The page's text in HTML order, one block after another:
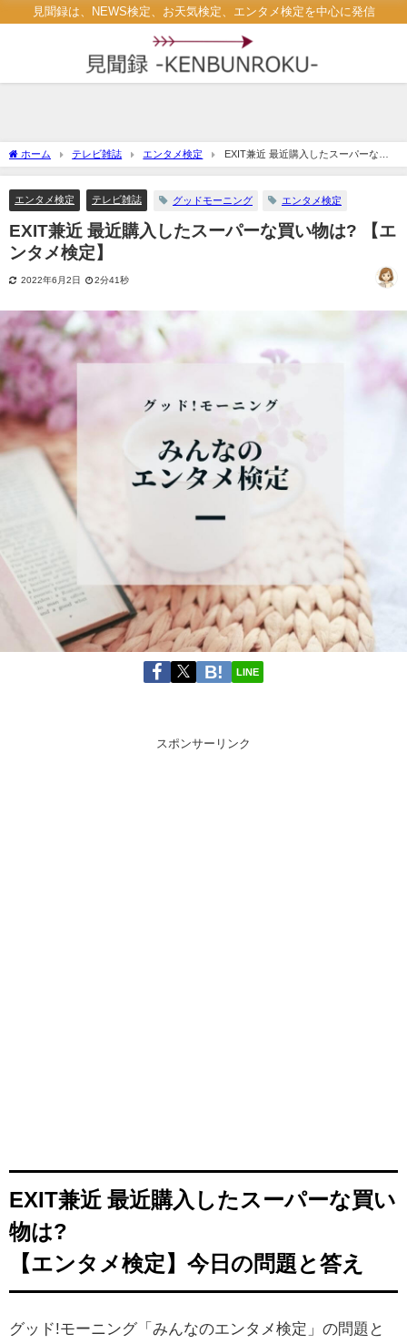
見聞録は、NEWS検定、お天気検定、エンタメ検定を中心に発信
ホーム テレビ雑誌 エンタメ検定
EXIT兼近 最近購入したスーパーな買
い物は? 【エンタメ検定】
エンタメ検定 テレビ雑誌 グッドモーニング エンタメ検定
EXIT兼近 最近購入したスーパーな買い物は? 【エ
ンタメ検定】
2022年6月2日 2分41秒
LINE
スポンサーリンク
EXIT兼近 最近購入したスーパーな買い
物は?
【エンタメ検定】今日の問題と答え
グッド!モーニング「みんなのエンタメ検定」の問題と